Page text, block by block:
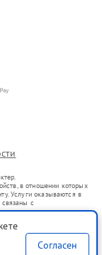
в отношении которых
Услуги оказываются в
с
оборот в соответствии
услуг или введения
услугах по
Согласен